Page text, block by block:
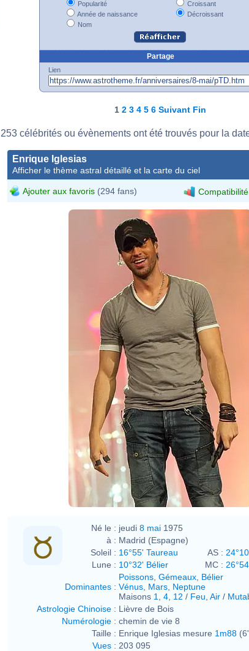
Popularité
Année de naissance
Nom
Croissant
Décroissant
Partage
Lien
1 2 3 4 5 6 Suivant Fin
253 célébrités ou évènements ont été trouvés pour la
Enrique Iglesias
Afficher le thème astral détaillé et la carte du ciel
Ajouter aux favoris (294 fans)
Eva Rinaldi
Né le : jeudi 8 mai 1975
à : Madrid (Espagne)
Soleil : 16°55' Taureau AS :
Lune : 10°32' Bélier MC :
Dominantes :
Poissons Gémeaux Bélier
Vénus Mars Neptune
Maisons 1 4 12 / Feu Air /
Astrologie Chinoise : Lièvre de Bois
Numérologie : chemin de vie 8
Taille : Enrique Iglesias mesure 1m88
Vues : 203 095